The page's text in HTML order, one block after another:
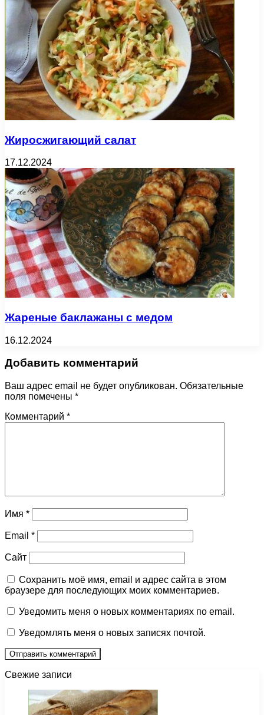
Жиросжигающий салат
17.12.2024
Жареные баклажаны с медом
16.12.2024
Добавить комментарий
Ваш адрес email не будет опубликован. Обязательные
поля помечены *
Комментарий *
Имя *
Email *
Сайт
Сохранить моё имя, email и адрес сайта в этом
браузере для последующих моих комментариев.
Уведомить меня о новых комментариях по email.
Уведомлять меня о новых записях почтой.
Свежие записи